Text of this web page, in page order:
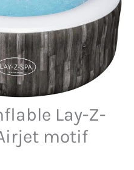
Lay-Z-
motif